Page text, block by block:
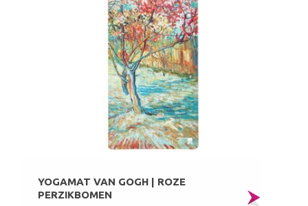
YOGAMAT VAN GOGH | ROZE
PERZIKBOMEN